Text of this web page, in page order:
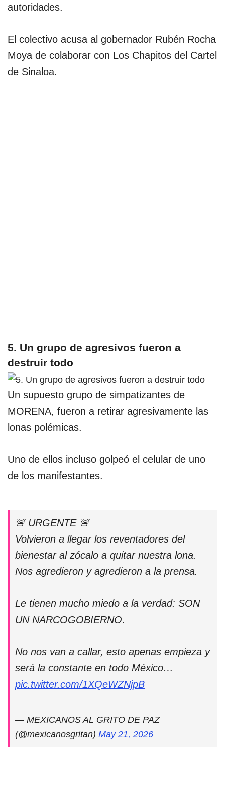
autoridades.
El colectivo acusa al gobernador Rubén Rocha
Moya de colaborar con Los Chapitos del Cartel
de Sinaloa.
5. Un grupo de agresivos fueron a
destruir todo
Un supuesto grupo de simpatizantes de
MORENA, fueron a retirar agresivamente las
lonas polémicas.
Uno de ellos incluso golpeó el celular de uno
de los manifestantes.
🚨 URGENTE 🚨
Volvieron a llegar los reventadores del
bienestar al zócalo a quitar nuestra lona.
Nos agredieron y agredieron a la prensa.
Le tienen mucho miedo a la verdad: SON
UN NARCOGOBIERNO.
No nos van a callar, esto apenas empieza y
será la constante en todo México…
pic.twitter.com/1XQeWZNjpB
— MEXICANOS AL GRITO DE PAZ
(@mexicanosgritan) May 21, 2026